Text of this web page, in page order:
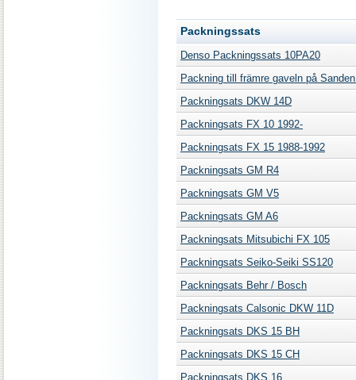
Packningssats
Denso Packningssats 10PA20
Packning till främre gaveln på
Packningsats DKW 14D
Packningsats FX 10 1992-
Packningsats FX 15 1988-1992
Packningsats GM R4
Packningsats GM V5
Packningsats GM A6
Packningsats Mitsubichi FX 105
Packningsats Seiko-Seiki SS120
Packningsats Behr / Bosch
Packningsats Calsonic DKW 11D
Packningsats DKS 15 BH
Packningsats DKS 15 CH
Packningsats DKS 16